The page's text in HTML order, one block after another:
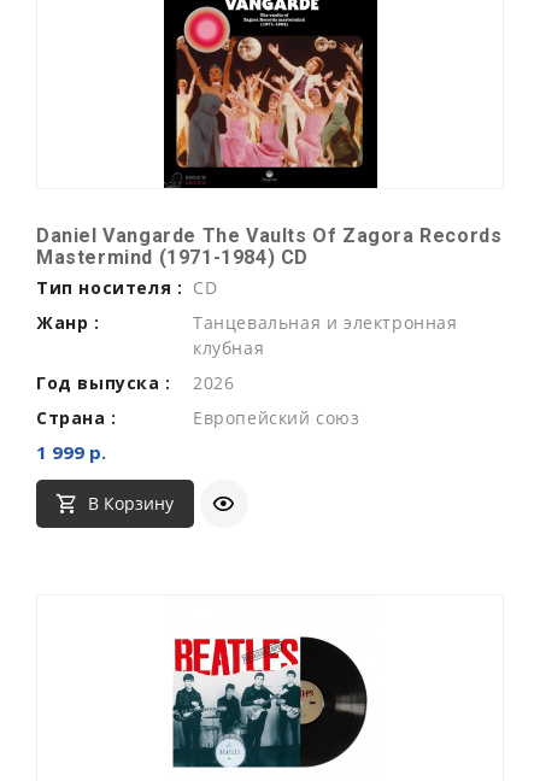
Daniel Vangarde The Vaults Of Zagora Records
Mastermind (1971-1984) CD
Тип носителя : CD
Жанр :
Танцевальная и электронная
клубная
Год выпуска :
2026
Страна :
Европейский союз
1 999 р.
В Корзину